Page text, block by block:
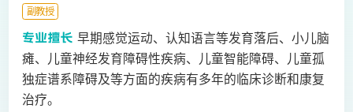
副教授
早期感觉运动、认知语言等发育落后、小儿脑
瘫、儿童神经发育障碍性疾病、儿童智能障碍、儿童孤
独症谱系障碍及等方面的疾病有多年的临床诊断和康复
治疗。